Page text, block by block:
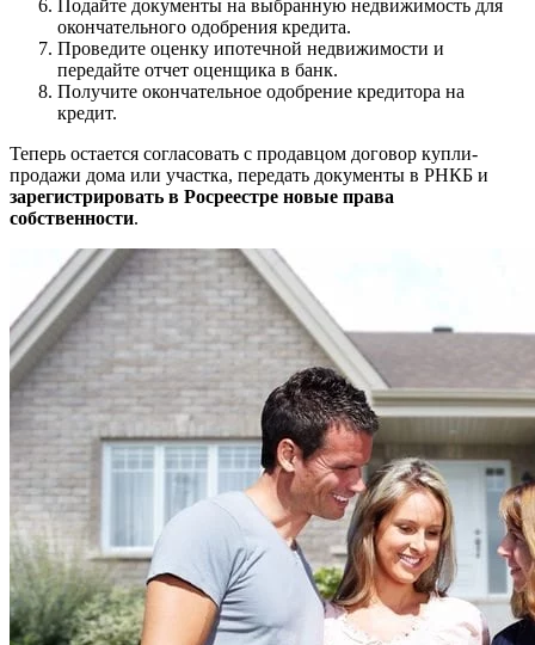
Подайте документы на выбранную недвижимость для
окончательного одобрения кредита.
Проведите оценку ипотечной недвижимости и
передайте отчет оценщика в банк.
Получите окончательное одобрение кредитора на
кредит.
Теперь остается согласовать с продавцом договор купли-
продажи дома или участка, передать документы в РНКБ и
зарегистрировать в Росреестре новые права
собственности.